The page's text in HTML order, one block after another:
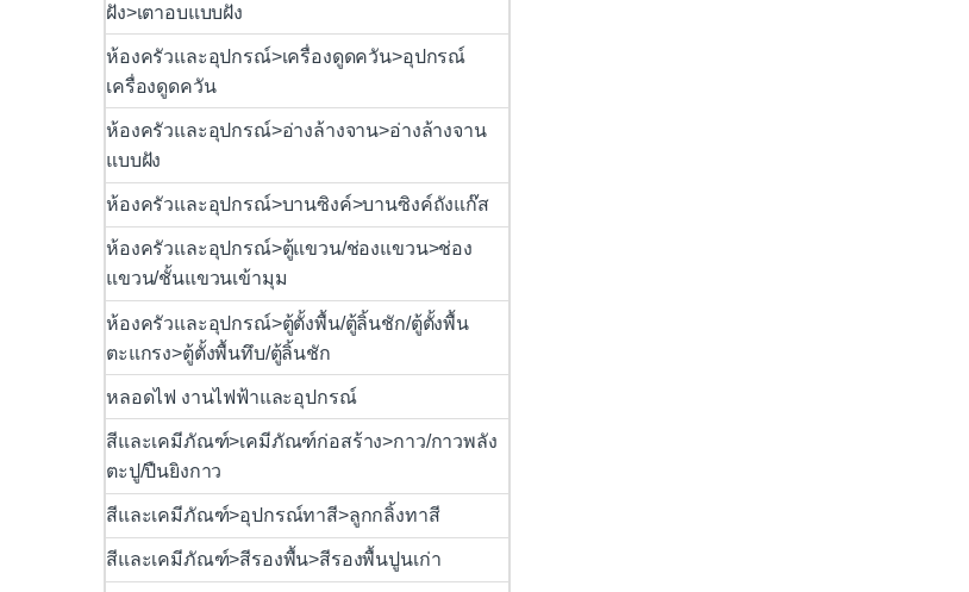
ฝัง>เตาอบแบบฝัง
ห้องครัวและอุปกรณ์>เครื่องดูดควัน>อุปกรณ์
เครื่องดูดควัน
ห้องครัวและอุปกรณ์>อ่างล้างจาน>อ่างล้างจาน
แบบฝัง
ห้องครัวและอุปกรณ์>บานซิงค์>บานซิงค์ถังแก๊ส
ห้องครัวและอุปกรณ์>ตู้แขวน/ช่องแขวน>ช่อง
แขวน/ชั้นแขวนเข้ามุม
ห้องครัวและอุปกรณ์>ตู้ตั้งพื้น/ตู้ลิ้นชัก/ตู้ตั้งพื้น
ตะแกรง>ตู้ตั้งพื้นทึบ/ตู้ลิ้นชัก
หลอดไฟ งานไฟฟ้าและอุปกรณ์
สีและเคมีภัณฑ์>เคมีภัณฑ์ก่อสร้าง>กาว/กาวพลัง
ตะปู/ปืนยิงกาว
สีและเคมีภัณฑ์>อุปกรณ์ทาสี>ลูกกลิ้งทาสี
สีและเคมีภัณฑ์>สีรองพื้น>สีรองพื้นปูนเก่า